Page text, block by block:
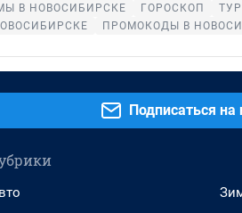
В НОВОСИБИРСКЕ ГОРОСКОП
ПРОМОКОДЫ В
Подписаться на